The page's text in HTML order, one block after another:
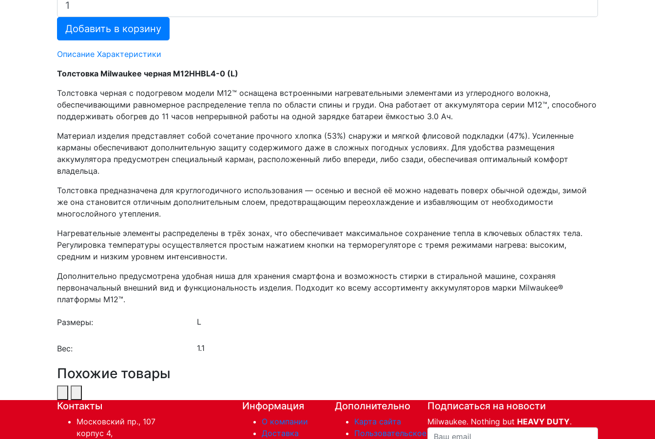
Добавить в корзину
Описание Характеристики
Толстовка Milwaukee черная M12HHBL4-0 (L)
Толстовка черная с подогревом модели M12™ оснащена встроенными нагревательными элементами из углеродного волокна,
обеспечивающими равномерное распределение тепла по области спины и груди. Она работает от аккумулятора серии M12™, способного
поддерживать обогрев до 11 часов непрерывной работы на одной зарядке батареи ёмкостью 3.0 Ач.
Материал изделия представляет собой сочетание прочного хлопка (53%) снаружи и мягкой флисовой подкладки (47%). Усиленные
карманы обеспечивают дополнительную защиту содержимого даже в сложных погодных условиях. Для удобства размещения
аккумулятора предусмотрен специальный карман, расположенный либо впереди, либо сзади, обеспечивая оптимальный комфорт
владельца.
Толстовка предназначена для круглогодичного использования — осенью и весной её можно надевать поверх обычной одежды, зимой
же она становится отличным дополнительным слоем, предотвращающим переохлаждение и избавляющим от необходимости
многослойного утепления.
Нагревательные элементы распределены в трёх зонах, что обеспечивает максимальное сохранение тепла в ключевых областях тела.
Регулировка температуры осуществляется простым нажатием кнопки на терморегуляторе с тремя режимами нагрева: высоким,
средним и низким уровнем интенсивности.
Дополнительно предусмотрена удобная ниша для хранения смартфона и возможность стирки в стиральной машине, сохраняя
первоначальный внешний вид и функциональность изделия. Подходит ко всему ассортименту аккумуляторов марки Milwaukee®
платформы M12™.
Размеры:
Вес:
Похожие товары
Контакты
Московский пр., 107
корпус 4,
Информация
О компании
Доставка
Дополнительно
Карта сайта
Пользовательское
Подписаться на новости
Milwaukee. Nothing but HEAVY DUTY.
Ваша почта